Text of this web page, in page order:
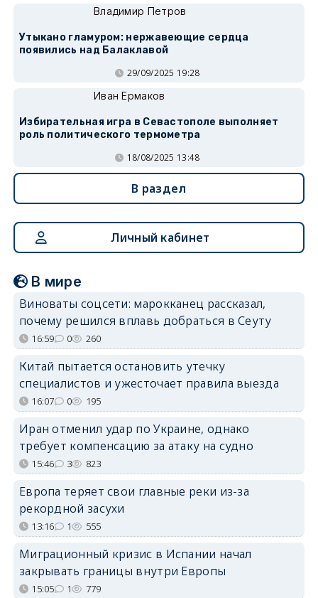
Владимир Петров
Утыкано гламуром: нержавеющие сердца
появились над Балаклавой
29/09/2025 19:28
Иван Ермаков
Избирательная игра в Севастополе выполняет
роль политического термометра
18/08/2025 13:48
В раздел
Личный кабинет
В мире
Виноваты соцсети: марокканец рассказал,
почему решился вплавь добраться в Сеуту
16:59 0 260
Китай пытается остановить утечку
специалистов и ужесточает правила выезда
16:07 0 195
Иран отменил удар по Украине, однако
требует компенсацию за атаку на судно
15:46 3 823
Европа теряет свои главные реки из-за
рекордной засухи
13:16 1 555
Миграционный кризис в Испании начал
закрывать границы внутри Европы
15:05 1 779